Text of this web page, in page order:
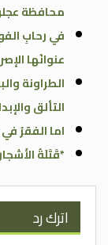
محافظة
في رحابِ
عنوانُها
الطراونة
التألق
اما الفقرُ
*قَتَلَةُ
اترك رد